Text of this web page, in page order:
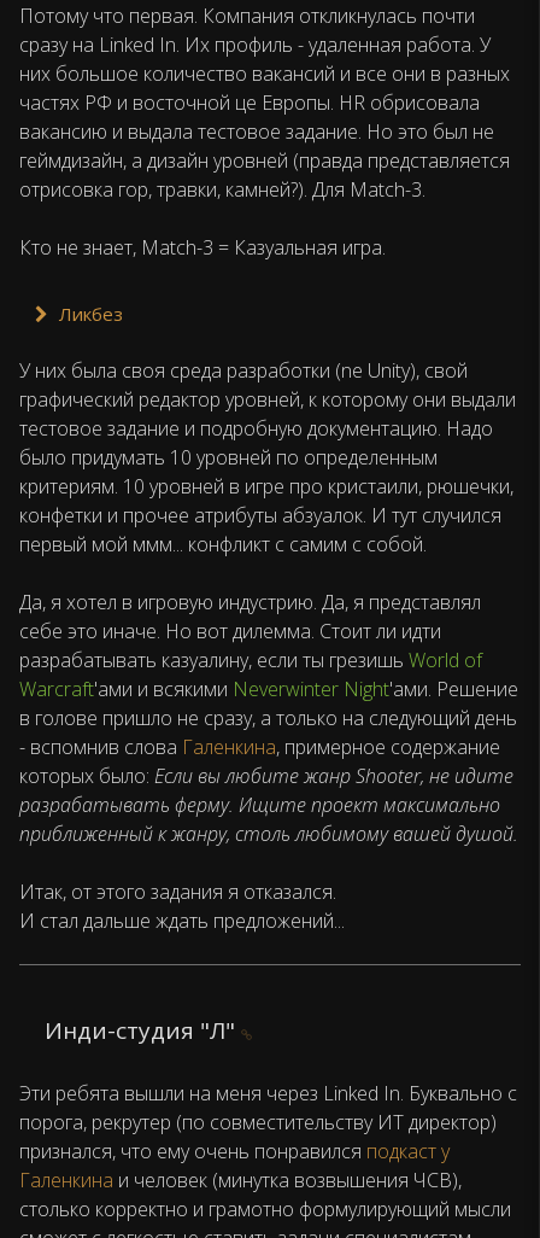
Потому что первая. Компания откликнулась почти
сразу на Linked In. Их профиль - удаленная работа. У
них большое количество вакансий и все они в разных
частях РФ и восточной це Европы. HR обрисовала
вакансию и выдала тестовое задание. Но это был не
геймдизайн, а дизайн уровней (правда представляется
отрисовка гор, травки, камней?). Для Match-3.
Кто не знает, Match-3 = Казуальная игра.
Ликбез
У них была своя среда разработки (ne Unity), свой
графический редактор уровней, к которому они выдали
тестовое задание и подробную документацию. Надо
было придумать 10 уровней по определенным
критериям. 10 уровней в игре про кристаили, рюшечки,
конфетки и прочее атрибуты абзуалок. И тут случился
первый мой ммм... конфликт с самим с собой.
Да, я хотел в игровую индустрию. Да, я представлял
себе это иначе. Но вот дилемма. Стоит ли идти
разрабатывать казуалину, если ты грезишь World of
Warcraft'ами и всякими Neverwinter Night'ами. Решение
в голове пришло не сразу, а только на следующий день
- вспомнив слова Галенкина, примерное содержание
которых было: Если вы любите жанр Shooter, не идите
разрабатывать ферму. Ищите проект максимально
приближенный к жанру, столь любимому вашей душой.
Итак, от этого задания я отказался.
И стал дальше ждать предложений...
Инди-студия "Л"
Эти ребята вышли на меня через Linked In. Буквально с
порога, рекрутер (по совместительству ИТ директор)
признался, что ему очень понравился подкаст у
Галенкина и человек (минутка возвышения ЧСВ),
столько корректно и грамотно формулирующий мысли